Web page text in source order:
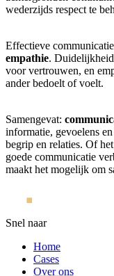
wederzijds respect te
Effectieve
empathie.
voor vertrouwen, en
ander bedoelt of voelt.
Samengevat:
informatie, gevoelens
begrip en relaties. Of
goede communicatie
maakt het mogelijk om
Snel naar
Home
Cases
Over ons